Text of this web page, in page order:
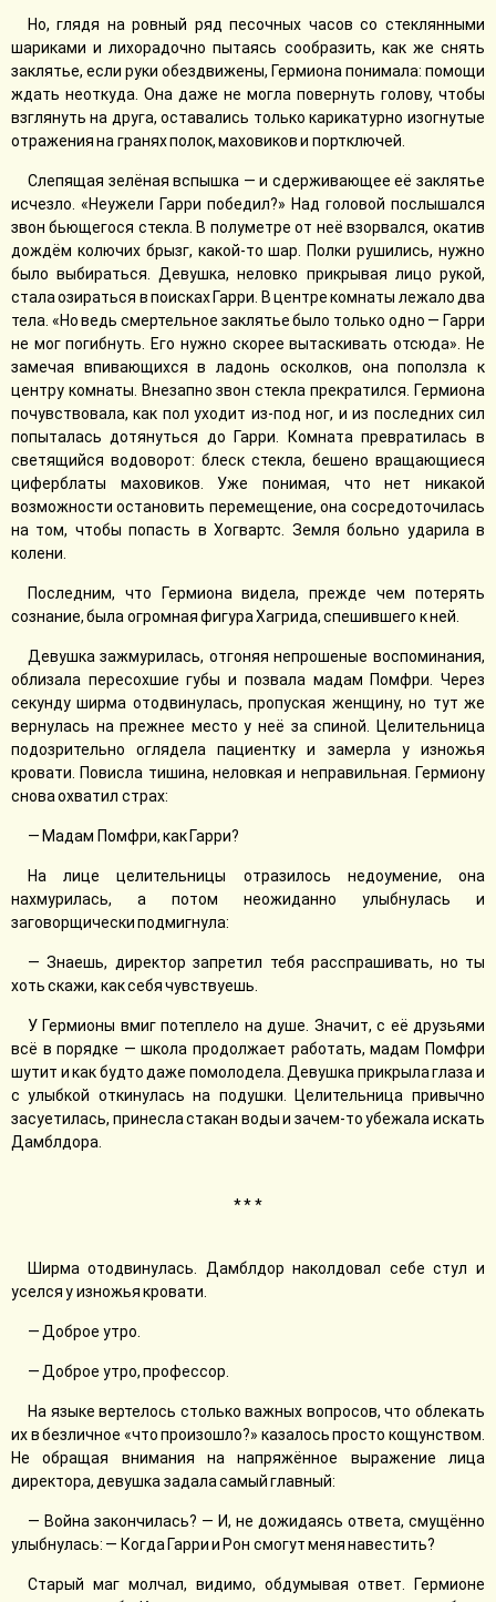
Но, глядя на ровный ряд песочных часов со стеклянными
шариками и лихорадочно пытаясь сообразить, как же снять
заклятье, если руки обездвижены, Гермиона понимала: помощи
ждать неоткуда. Она даже не могла повернуть голову, чтобы
взглянуть на друга, оставались только карикатурно изогнутые
отражения на гранях полок, маховиков и портключей.
Слепящая зелёная вспышка — и сдерживающее её заклятье
исчезло. «Неужели Гарри победил?» Над головой послышался
звон бьющегося стекла. В полуметре от неё взорвался, окатив
дождём колючих брызг, какой-то шар. Полки рушились, нужно
было выбираться. Девушка, неловко прикрывая лицо рукой,
стала озираться в поисках Гарри. В центре комнаты лежало два
тела. «Но ведь смертельное заклятье было только одно — Гарри
не мог погибнуть. Его нужно скорее вытаскивать отсюда». Не
замечая впивающихся в ладонь осколков, она поползла к
центру комнаты. Внезапно звон стекла прекратился. Гермиона
почувствовала, как пол уходит из-под ног, и из последних сил
попыталась дотянуться до Гарри. Комната превратилась в
светящийся водоворот: блеск стекла, бешено вращающиеся
циферблаты маховиков. Уже понимая, что нет никакой
возможности остановить перемещение, она сосредоточилась
на том, чтобы попасть в Хогвартс. Земля больно ударила в
колени.
Последним, что Гермиона видела, прежде чем потерять
сознание, была огромная фигура Хагрида, спешившего к ней.
Девушка зажмурилась, отгоняя непрошеные воспоминания,
облизала пересохшие губы и позвала мадам Помфри. Через
секунду ширма отодвинулась, пропуская женщину, но тут же
вернулась на прежнее место у неё за спиной. Целительница
подозрительно оглядела пациентку и замерла у изножья
кровати. Повисла тишина, неловкая и неправильная. Гермиону
снова охватил страх:
— Мадам Помфри, как Гарри?
На лице целительницы отразилось недоумение, она
нахмурилась, а потом неожиданно улыбнулась и
заговорщически подмигнула:
— Знаешь, директор запретил тебя расспрашивать, но ты
хоть скажи, как себя чувствуешь.
У Гермионы вмиг потеплело на душе. Значит, с её друзьями
всё в порядке — школа продолжает работать, мадам Помфри
шутит и как будто даже помолодела. Девушка прикрыла глаза и
с улыбкой откинулась на подушки. Целительница привычно
засуетилась, принесла стакан воды и зачем-то убежала искать
Дамблдора.
* * *
Ширма отодвинулась. Дамблдор наколдовал себе стул и
уселся у изножья кровати.
— Доброе утро.
— Доброе утро, профессор.
На языке вертелось столько важных вопросов, что облекать
их в безличное «что произошло?» казалось просто кощунством.
Не обращая внимания на напряжённое выражение лица
директора, девушка задала самый главный:
— Война закончилась? — И, не дожидаясь ответа, смущённо
улыбнулась: — Когда Гарри и Рон смогут меня навестить?
Старый маг молчал, видимо, обдумывая ответ. Гермионе